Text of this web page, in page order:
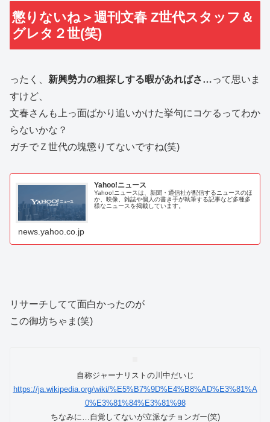
懲りないね＞週刊文春 Z世代スタッフ＆
グレタ２世(笑)
ったく、 新興勢力の粗探しする暇があればさ…って思いま
すけど、
文春さんも上っ面ばかり追いかけた挙句にコケるってわか
らないかな？
ガチでＺ世代の塊懲りてないですね(笑)
Yahoo!ニュース
Yahoo!ニュースは、新聞・通信社が配信するニュースのほ
か、映像、雑誌や個人の書き手が執筆する記事など多種多
様なニュースを掲載しています。
news.yahoo.co.jp
リサーチしてて面白かったのが
この御坊ちゃま(笑)
自称ジャーナリストの川中だいじ
https://ja.wikipedia.org/wiki/%E5%B7%9D%E4%B8%AD%E3%81%A
0%E3%81%84%E3%81%98
ちなみに…自覚してないが立派なチョンガー(笑)